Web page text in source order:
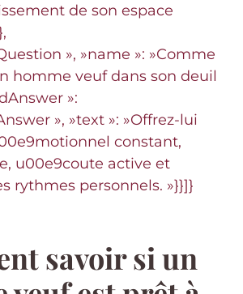
de son espace
», »name »: »Comme
homme veuf dans son deuil
»:
», »text »: »Offrez-lui
constant,
u00e9coute active et
rythmes personnels. »}}]}
savoir si un